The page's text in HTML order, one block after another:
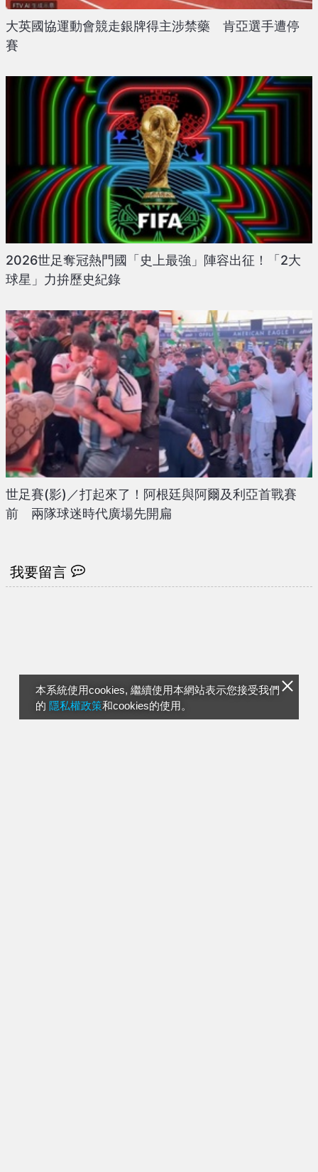
本系統使用cookies, 繼續使用本網站表示您接受我們
的 隱私權政策和cookies的使用。
大英國協運動會競走銀牌得主涉禁藥 肯亞選手遭停
賽
2026世足奪冠熱門國「史上最強」陣容出征！「2大
球星」力拚歷史紀錄
世足賽(影)／打起來了！阿根廷與阿爾及利亞首戰賽
前 兩隊球迷時代廣場先開扁
我要留言